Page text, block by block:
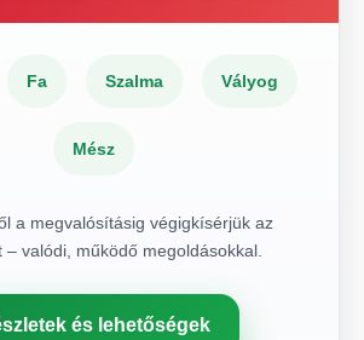
Fa Szalma Vályog
Mész
a megvalósításig végigkísérjük az
– valódi, működő megoldásokkal.
és lehetőségek